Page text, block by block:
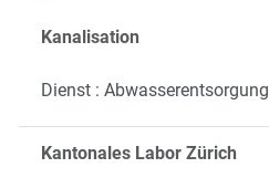
Kanalisation
Dienst : Abwasserentsorgung
Kantonales Labor Zürich